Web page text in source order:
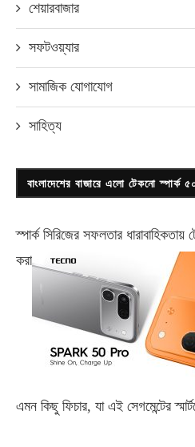
শেয়ারবাজার
সফটওয়্যার
সামাজিক যোগাযোগ
সাহিত্য
বাংলাদেশের বাজারে এলো টেকনো স্পার্ক
স্পার্ক সিরিজের সফলতার
করা
এমন কিছু ফিচার, যা এই সেগমেন্টের